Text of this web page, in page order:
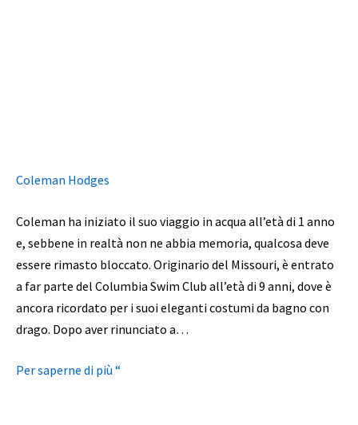
Coleman Hodges
Coleman ha iniziato il suo viaggio in acqua all’età di 1 anno
e, sebbene in realtà non ne abbia memoria, qualcosa deve
essere rimasto bloccato. Originario del Missouri, è entrato
a far parte del Columbia Swim Club all’età di 9 anni, dove è
ancora ricordato per i suoi eleganti costumi da bagno con
drago. Dopo aver rinunciato a…
Per saperne di più “